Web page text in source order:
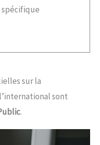
spécifique
sur la
sont
.